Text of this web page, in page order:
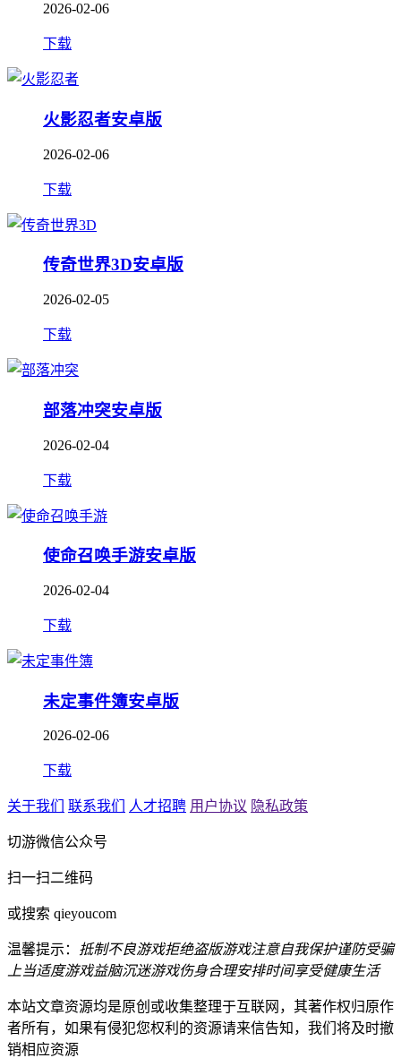
2026-02-06
下载
火影忍者安卓版
2026-02-06
下载
传奇世界3D安卓版
2026-02-05
下载
部落冲突安卓版
2026-02-04
下载
使命召唤手游安卓版
2026-02-04
下载
未定事件簿安卓版
2026-02-06
下载
关于我们 联系我们 人才招聘 用户协议 隐私政策
切游微信公众号
扫一扫二维码
或搜索 qieyoucom
温馨提示： 抵制不良游戏拒绝盗版游戏注意自我保护谨防受骗
上当适度游戏益脑沉迷游戏伤身合理安排时间享受健康生活
本站文章资源均是原创或收集整理于互联网，其著作权归原作
者所有，如果有侵犯您权利的资源请来信告知，我们将及时撤
销相应资源